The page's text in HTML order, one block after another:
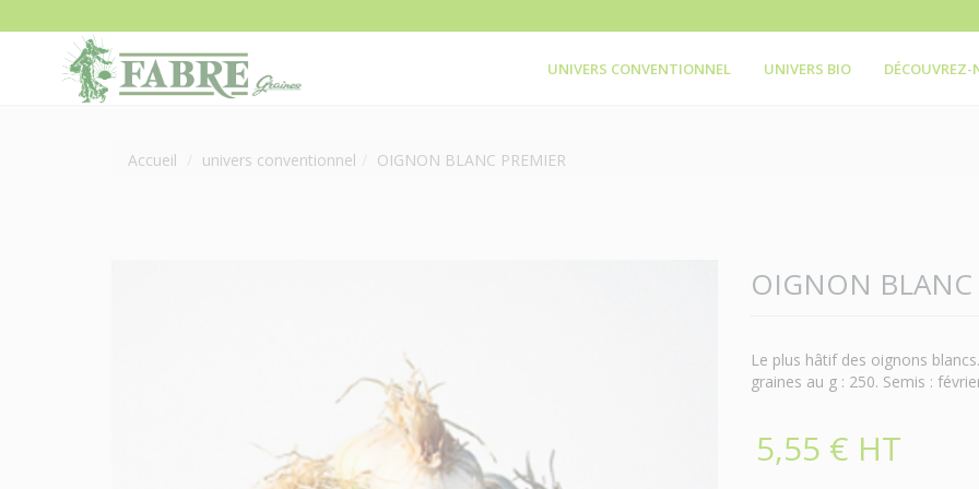
UNIVERS CONVENTIONNEL UNIVERS BIO DÉCOUVREZ-
Accueil univers conventionnel OIGNON BLANC PREMIER
OIGNON BLANC
Le plus hâtif des oignons
graines au g : 250. Semis :
5,55 € HT